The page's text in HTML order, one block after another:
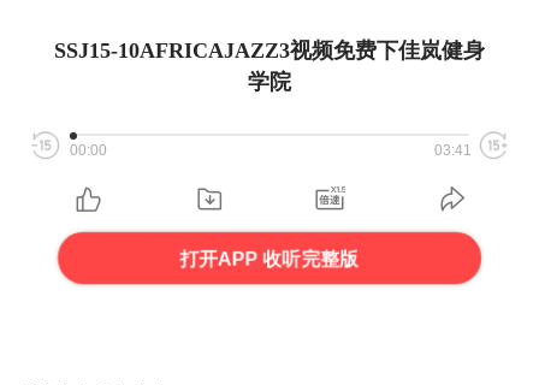
SSJ15-10AFRICAJAZZ3视频免费下佳岚健身
学院
00:00 03:41
打开APP 收听完整版